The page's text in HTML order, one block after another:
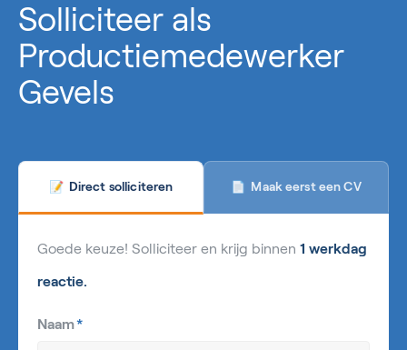
Solliciteer als
Productiemedewerker
Gevels
📝 Direct solliciteren 📄 Maak eerst een CV
Goede keuze! Solliciteer en krijg binnen 1 werkdag
reactie.
Naam*